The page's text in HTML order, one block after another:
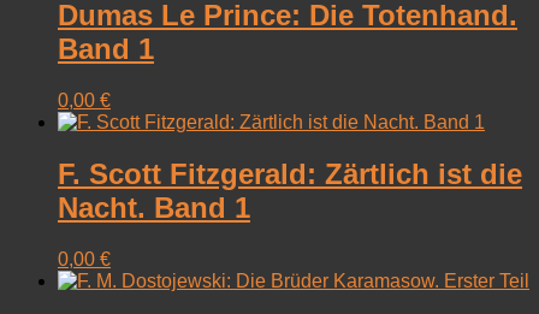
Dumas Le Prince: Die Totenhand.
Band 1
0,00 €
F. Scott Fitzgerald: Zärtlich ist die
Nacht. Band 1
0,00 €